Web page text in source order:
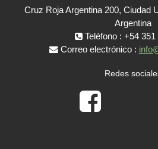
Cruz Roja Argentina 200, Ciudad
Argentina
Teléfono : +54
Correo electrónico :
Redes